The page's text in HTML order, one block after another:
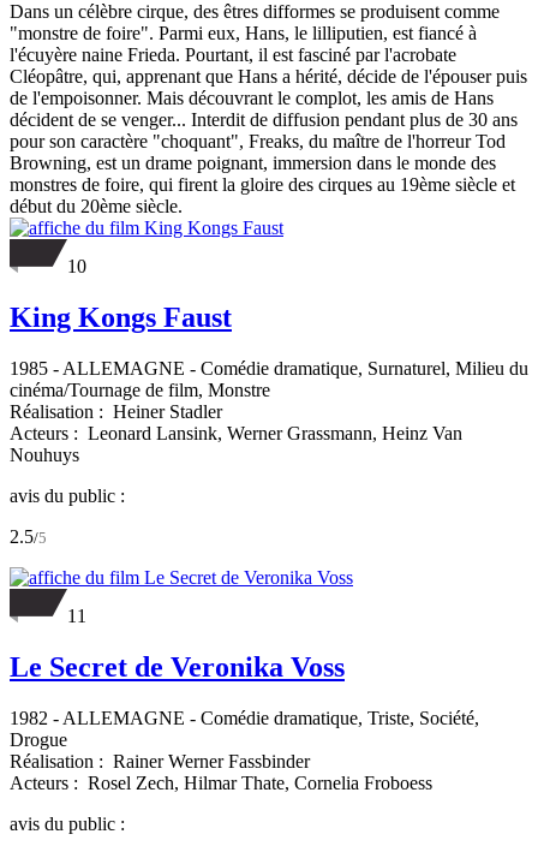
Dans un célèbre cirque, des êtres difformes se produisent comme
"monstre de foire". Parmi eux, Hans, le lilliputien, est fiancé à
l'écuyère naine Frieda. Pourtant, il est fasciné par l'acrobate
Cléopâtre, qui, apprenant que Hans a hérité, décide de l'épouser puis
de l'empoisonner. Mais découvrant le complot, les amis de Hans
décident de se venger... Interdit de diffusion pendant plus de 30 ans
pour son caractère "choquant", Freaks, du maître de l'horreur Tod
Browning, est un drame poignant, immersion dans le monde des
monstres de foire, qui firent la gloire des cirques au 19ème siècle et
début du 20ème siècle.
10
King Kongs Faust
1985 - ALLEMAGNE - Comédie dramatique, Surnaturel, Milieu du
cinéma/Tournage de film, Monstre
Réalisation : Heiner Stadler
Acteurs : Leonard Lansink, Werner Grassmann, Heinz Van
Nouhuys
avis du public :
2.5/5
11
Le Secret de Veronika Voss
1982 - ALLEMAGNE - Comédie dramatique, Triste, Société,
Drogue
Réalisation : Rainer Werner Fassbinder
Acteurs : Rosel Zech, Hilmar Thate, Cornelia Froboess
avis du public :